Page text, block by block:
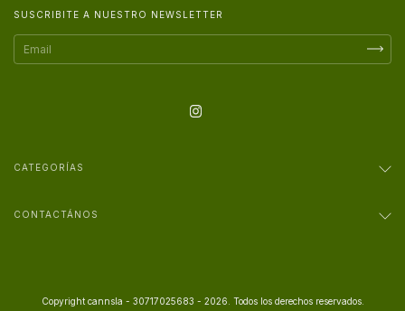
SUSCRIBITE A NUESTRO NEWSLETTER
CATEGORÍAS
CONTACTÁNOS
Copyright cannsla - 30717025683 - 2026. Todos los derechos reservados.